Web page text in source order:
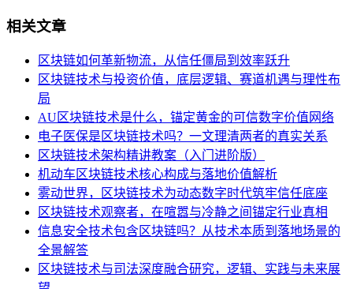
相关文章
区块链如何革新物流，从信任僵局到效率跃升
区块链技术与投资价值，底层逻辑、赛道机遇与理性布
局
AU区块链技术是什么，锚定黄金的可信数字价值网络
电子医保是区块链技术吗？一文理清两者的真实关系
区块链技术架构精讲教案（入门进阶版）
机动车区块链技术核心构成与落地价值解析
雾动世界，区块链技术为动态数字时代筑牢信任底座
区块链技术观察者，在喧嚣与冷静之间锚定行业真相
信息安全技术包含区块链吗？从技术本质到落地场景的
全景解答
区块链技术与司法深度融合研究，逻辑、实践与未来展